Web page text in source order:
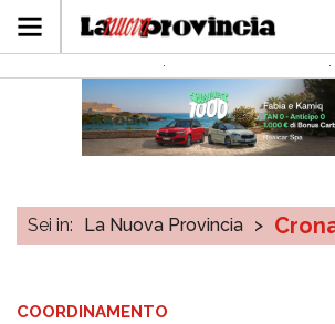
Sei in: La Nuova Provincia >
COORDINAMENTO